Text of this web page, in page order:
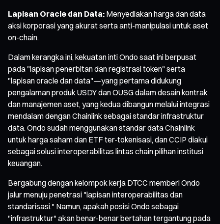
Lapisan Oracle dan Data: Menyediakan harga dan data
aksi korporasi yang akurat serta anti-manipulasi untuk aset
on-chain.
Dalam kerangka ini, kekuatan inti Ondo saat ini berpusat
pada "lapisan penerbitan dan registrasi token" serta
"lapisan oracle dan data"—yang pertama didukung
pengalaman produk USDY dan OUSG dalam desain kontrak
dan manajemen aset, yang kedua dibangun melalui integrasi
mendalam dengan Chainlink sebagai standar infrastruktur
data. Ondo sudah menggunakan standar data Chainlink
untuk harga saham dan ETF ter-tokenisasi, dan CCIP diakui
sebagai solusi interoperabilitas lintas chain pilihan institusi
keuangan.
Bergabung dengan kelompok kerja DTCC memberi Ondo
jalur menuju penetrasi "lapisan interoperabilitas dan
standarisasi." Namun, apakah posisi Ondo sebagai
"infrastruktur" akan benar-benar bertahan tergantung pada